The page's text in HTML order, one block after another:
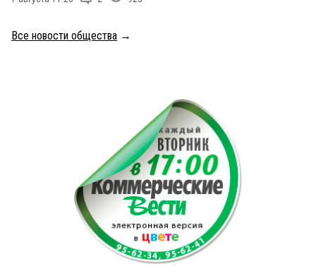
Все новости общества →